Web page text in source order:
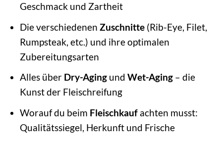
Geschmack und Zartheit
Die verschiedenen Zuschnitte(Rib-Eye, Filet,
Rumpsteak, etc.) und ihre optimalen
Zubereitungsarten
Alles über Dry-Agingund Wet-Aging– die
Kunst der Fleischreifung
Worauf du beim Fleischkaufachten musst:
Qualitätssiegel, Herkunft und Frische